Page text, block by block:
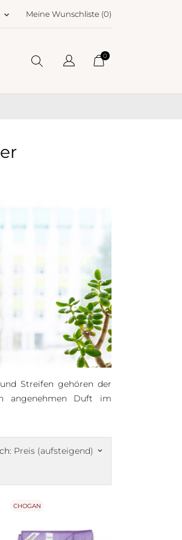
keyboard_arrow_down Meine Wunschliste (0)
0
Streifen gehören der
angenehmen Duft im
Preis (aufsteigend) keyboard_arrow_down
CHOGAN